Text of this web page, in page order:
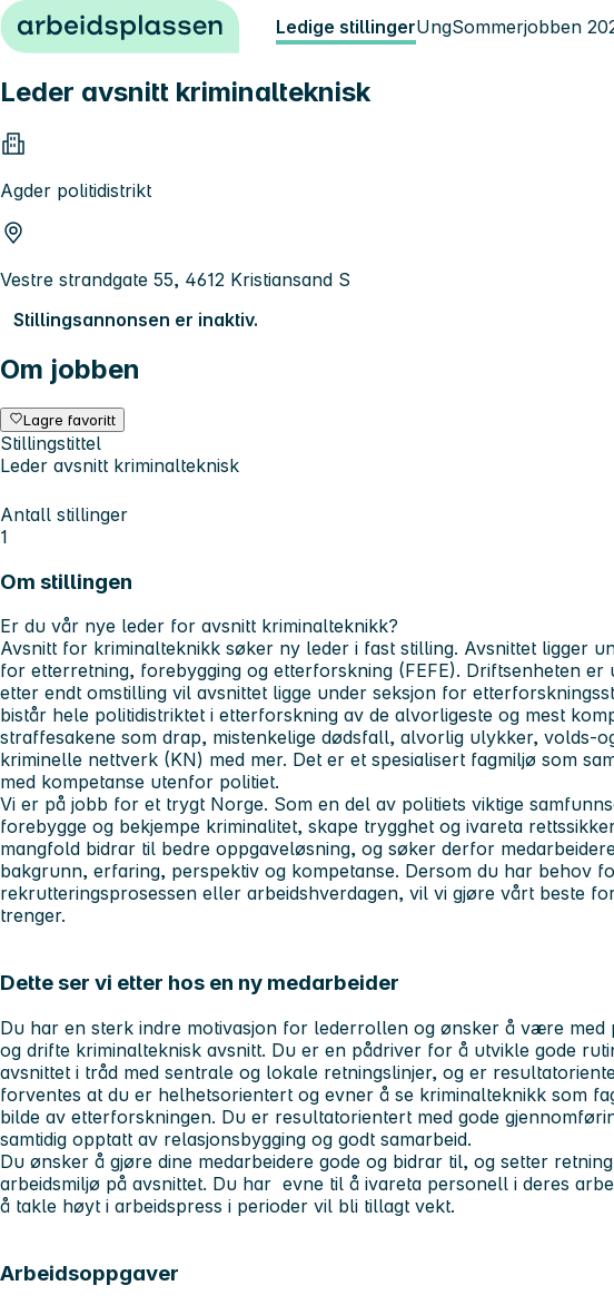
Hopp til innhold Ledige stillingerUngSommerjobben
Leder avsnitt kriminalteknisk
Agder politidistrikt
Vestre strandgate 55, 4612 Kristiansand S
Stillingsannonsen er inaktiv.
Om jobben
Lagre favoritt
Stillingstittel
Leder avsnitt kriminalteknisk
Antall stillinger
1
Om stillingen
Er du vår nye leder for avsnitt kriminalteknikk?
Avsnitt for kriminalteknikk søker ny leder i fast stilling. Avsnittet ligger
for etterretning, forebygging og etterforskning (FEFE). Driftsenheten er
etter endt omstilling vil avsnittet ligge under seksjon for
bistår hele politidistriktet i etterforskning av de alvorligeste og mest
straffesakene som drap, mistenkelige dødsfall, alvorlig ulykker, volds-
kriminelle nettverk (KN) med mer. Det er et spesialisert fagmiljø som
med kompetanse utenfor politiet.
Vi er på jobb for et trygt Norge. Som en del av politiets viktige
forebygge og bekjempe kriminalitet, skape trygghet og ivareta
mangfold bidrar til bedre oppgaveløsning, og søker derfor
bakgrunn, erfaring, perspektiv og kompetanse. Dersom du har behov
rekrutteringsprosessen eller arbeidshverdagen, vil vi gjøre vårt beste
trenger.
Dette ser vi etter hos en ny medarbeider
Du har en sterk indre motivasjon for lederrollen og ønsker å være med
og drifte kriminalteknisk avsnitt. Du er en pådriver for å utvikle gode
avsnittet i tråd med sentrale og lokale retningslinjer, og er
forventes at du er helhetsorientert og evner å se kriminalteknikk som
bilde av etterforskningen. Du er resultatorientert med gode
samtidig opptatt av relasjonsbygging og godt samarbeid.
Du ønsker å gjøre dine medarbeidere gode og bidrar til, og setter
arbeidsmiljø på avsnittet. Du har evne til å ivareta personell i deres
å takle høyt i arbeidspress i perioder vil bli tillagt vekt.
Arbeidsoppgaver